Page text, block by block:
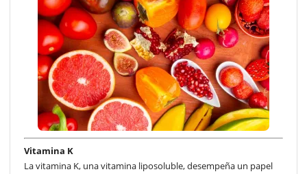
Vitamina K
La vitamina K, una vitamina liposoluble, desempeña un papel